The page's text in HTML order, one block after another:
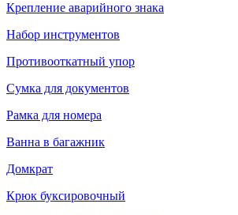
Крепление аварийного знака
Набор инструментов
Противооткатный упор
Сумка для документов
Рамка для номера
Ванна в багажник
Домкрат
Крюк буксировочный